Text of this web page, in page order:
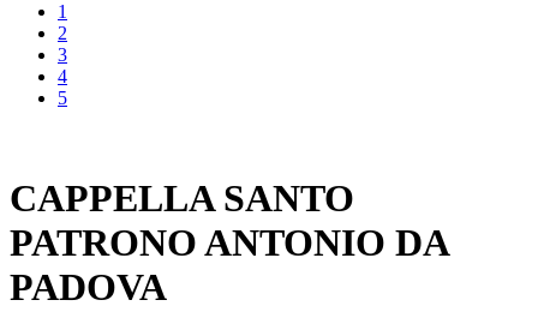
1
2
3
4
5
CAPPELLA SANTO
PATRONO ANTONIO DA
PADOVA